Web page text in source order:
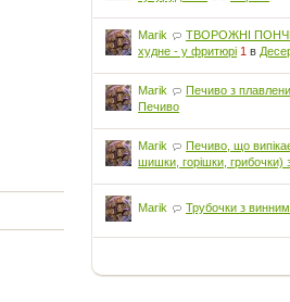
Marik
ТВОРОЖНІ
худне - у фритюрі 1 в
Marik Печиво з
Печиво
Marik
Печиво, що
шишки, горішки, грибочки)
Marik Трубочки з